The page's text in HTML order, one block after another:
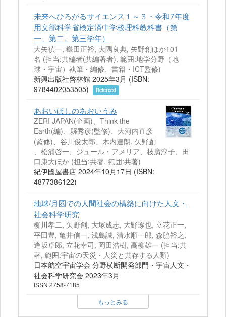
未来へひろがるサイエンス１～３・令和7年度
用文部科学省検定済中学校理科教科書（第
一、第二、第三学年）
大矢禎一, 鎌田正裕, 大隅良典, 矢野創ほか101
名 (担当:共編者(共編著者), 範囲:地学分野（地
球・宇宙）執筆・編修、書籍・ICT監修)
新興出版社啓林館 2025年3月 (ISBN:
9784402053505)
Refereed
あおいほしのあおいうみ
ZERI JAPAN(企画)、Think the
Earth(編)、縣秀彦(監修)、大河内直彦
(監修)、谷川俊太郎、木内達朗, 矢野創
、松浦啓一、ジュール・アメリア、枝廣淳子、田
口康大ほか (担当:共著, 範囲:共著)
紀伊國屋書店 2024年10月17日 (ISBN:
4877386122)
地球/月圏での人間社会の構築に向けた人文・
社会科学研究
柳川孝二, 矢野創, 大塚成志, 大野琢也, 立花正一,
平田豊, 亀井信一, 浅島誠, 清水順一郎, 森脇裕之,
逢坂卓郎, 立花幸司, 岡田浩樹, 高柳雄一 (担当:共
著, 範囲:宇宙の天災・人災と共存する人類)
日本航空宇宙学会 分野横断開発部門・宇宙人文・
社会科学研究会 2023年3月
ISSN 2758-7185
もっとみる